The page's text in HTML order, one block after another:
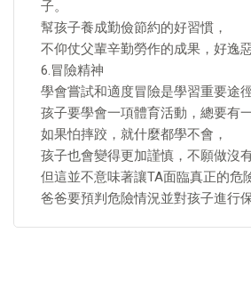
子。
幫孩子養成勤儉節約的好習慣，
不仰仗父輩辛勤勞作的成果，好逸惡
6.冒險精神
學會嘗試和適度冒險是學習重要途徑
孩子要學會一項體育活動，總要有
如果怕摔跤，就什麼都學不會，
孩子也會變得更加謹慎，不願做沒
但這並不意味著讓TA面臨真正的危
爸爸要預判危險情況並對孩子進行保